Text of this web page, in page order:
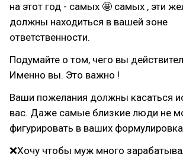
на этот год - самых 🤩 самых , эти
должны находиться в вашей зоне
ответственности.
Подумайте о том, чего вы
Именно вы. Это важно !
Ваши пожелания должны касаться
вас. Даже самые близкие люди не
фигурировать в ваших
❌Хочу чтобы муж много